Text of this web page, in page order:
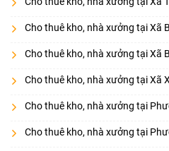
Cho thuê kho, nhà xưởng tại Xã
Cho thuê kho, nhà xưởng tại Xã
Cho thuê kho, nhà xưởng tại Xã
Cho thuê kho, nhà xưởng tại
Cho thuê kho, nhà xưởng tại